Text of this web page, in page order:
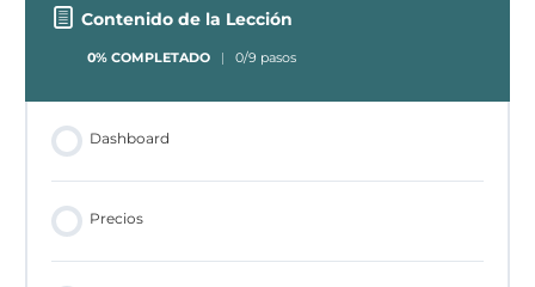
Contenido de la Lección
0% COMPLETADO 0/9 pasos
Dashboard
Precios